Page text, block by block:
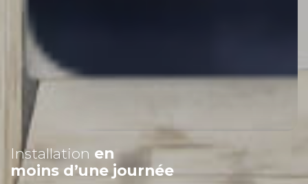
Installation en
moins d’une journée